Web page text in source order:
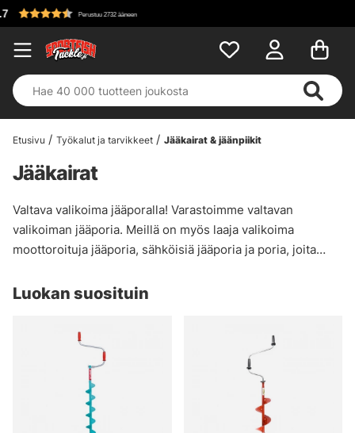
Etusivu Työkalut ja tarvikkeet Jääkairat & jäänpiikit
Jääkairat
Valtava valikoima jääporalla! Varastoimme valtavan
valikoiman jääporia. Meillä on myös laaja valikoima
moottoroituja jääporia, sähköisiä jääporia ja poria, joita
Luokan suosituin